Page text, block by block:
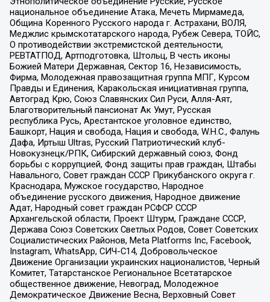
национальное объединение Атака, Мечеть Мирмамеда,
Община Коренного Русского народа г. Астрахани, ВОЛЯ,
Меджлис крымскотатарского народа, Рубеж Севера, ТОЙС,
О противодействии экстремистской деятельности,
РЕВТАТПОД, Артподготовка, Штольц, В честь иконы
Божией Матери Державная, Сектор 16, Независимость,
Фирма, Молодежная правозащитная группа МПГ, Курсом
Правды и Единения, Каракольская инициативная группа,
Автоград Крю, Союз Славянских Сил Руси, Алля-Аят,
Благотворительный пансионат Ак Умут, Русская
республика Русь, Арестантское уголовное единство,
Башкорт, Нация и свобода, Нация и свобода, W.H.С., Фалунь
Дафа, Иртыш Ultras, Русский Патриотический клуб-
Новокузнецк/РПК, Сибирский державный союз, Фонд
борьбы с коррупцией, Фонд защиты прав граждан, Штабы
Навального, Совет граждан СССР Прикубанского округа г.
Краснодара, Мужское государство, Народное
объединение русского движения, Народное движение
Адат, Народный совет граждан РСФСР СССР
Архангельской области, Проект Штурм, Граждане СССР,
Держава Союз Советских Светлых Родов, Совет Советских
Социалистических Районов, Meta Platforms Inc, Facebook,
Instagram, WhatsApp, СИЧ-С14, Добровольческое
Движение Организации украинских националистов, Черный
Комитет, Татарстанское Региональное Всетатарское
общественное движение, Невоград, Молодежное
Демократическое Движение Весна, Верховный Совет